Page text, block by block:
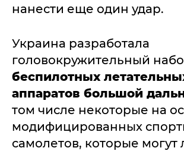
нанести еще один удар.
Украина разработала
головокружительный
беспилотных
аппаратов большой
том числе некоторые на
модифицированных
самолетов, которые могут